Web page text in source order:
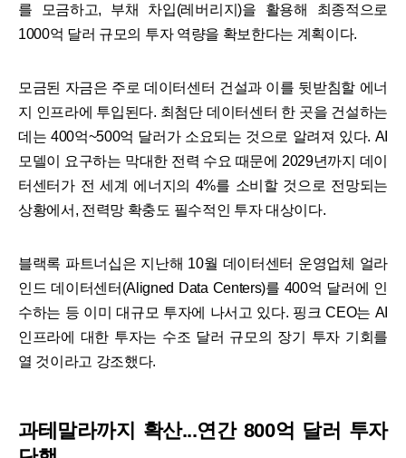
를 모금하고, 부채 차입(레버리지)을 활용해 최종적으로
1000억 달러 규모의 투자 역량을 확보한다는 계획이다.
모금된 자금은 주로 데이터센터 건설과 이를 뒷받침할 에너
지 인프라에 투입된다. 최첨단 데이터센터 한 곳을 건설하는
데는 400억~500억 달러가 소요되는 것으로 알려져 있다. AI
모델이 요구하는 막대한 전력 수요 때문에 2029년까지 데이
터센터가 전 세계 에너지의 4%를 소비할 것으로 전망되는
상황에서, 전력망 확충도 필수적인 투자 대상이다.
블랙록 파트너십은 지난해 10월 데이터센터 운영업체 얼라
인드 데이터센터(Aligned Data Centers)를 400억 달러에 인
수하는 등 이미 대규모 투자에 나서고 있다. 핑크 CEO는 AI
인프라에 대한 투자는 수조 달러 규모의 장기 투자 기회를
열 것이라고 강조했다.
과테말라까지 확산...연간 800억 달러 투자